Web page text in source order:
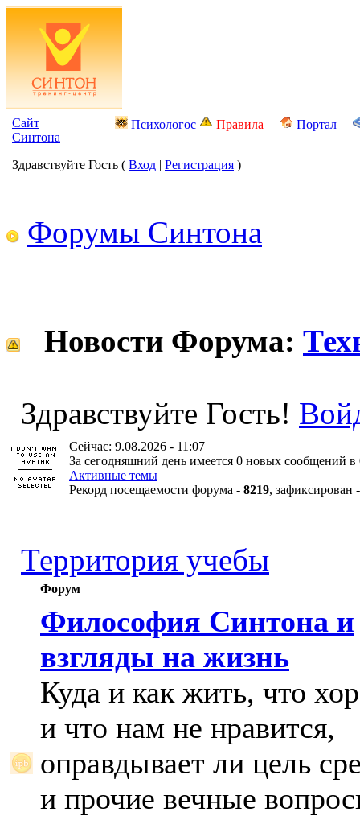
Сайт
Синтона
Психологос Правила Портал
Здравствуйте Гость ( Вход | Регистрация )
Форумы Синтона
Новости Форума:
Здравствуйте Гость!
Сейчас: 9.08.2026 - 11:07
За сегодняшний день имеется 0 новых сообщений в
Активные темы
Рекорд посещаемости форума - 8219, зафиксирован
Территория учебы
Форум
Философия Синтона и
взгляды на жизнь
Куда и как жить, что
и что нам не нравится,
оправдывает ли цель
и прочие вечные